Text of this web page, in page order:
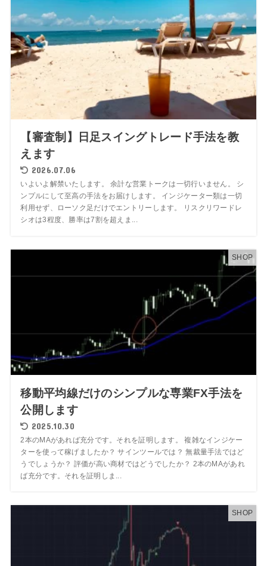
【審査制】日足スイングトレード手法を教
えます
2026.07.06
いよいよ解禁いたします。 余計な営業トークは一切行いません。 シ
ンプルにして至高の手法をお届けします。 インジケーター類は一切
利用せず、ローソク足だけでエントリーします。 リスクリワードレ
シオは3程度、勝率は7割を超えま...
SHOP
移動平均線だけのシンプルな専業FX手法を
公開します
2025.10.30
2本のMAがあれば充分です。それを証明します。 複雑なインジケー
ターを使って稼げましたか？ サインツールでは？ 無裁量手法ではど
うでしょうか？ 評価が高い商材ではどうでしたか？ 2本のMAがあれ
ば充分です。それを証明しま...
SHOP